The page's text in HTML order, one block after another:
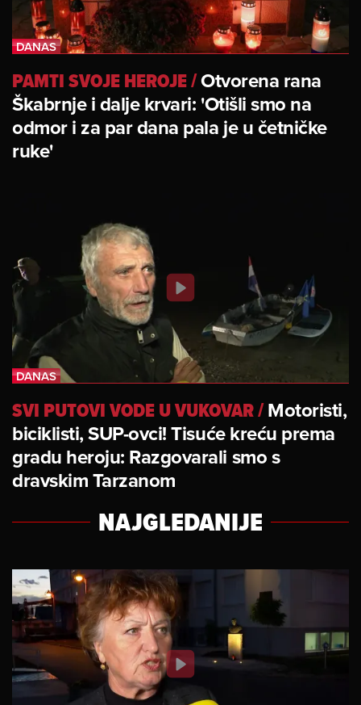
PAMTI SVOJE HEROJE/Otvorena rana
Škabrnje i dalje krvari: 'Otišli smo na
odmor i za par dana pala je u četničke
ruke'
SVI PUTOVI VODE U VUKOVAR/Motoristi,
biciklisti, SUP-ovci! Tisuće kreću prema
gradu heroju: Razgovarali smo s
dravskim Tarzanom
NAJGLEDANIJE